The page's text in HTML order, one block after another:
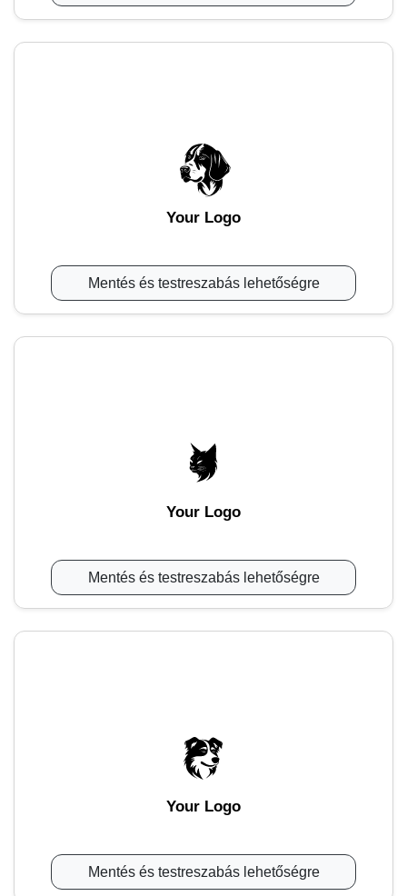
Your Logo
Mentés és testreszabás lehetőségre
Your Logo
Mentés és testreszabás lehetőségre
Your Logo
Mentés és testreszabás lehetőségre